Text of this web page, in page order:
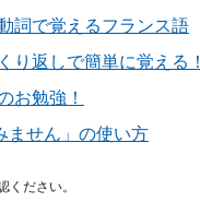
詞で覚えるフランス語
返しで簡単に覚える！
お勉強！
ません」の使い方
ださい。